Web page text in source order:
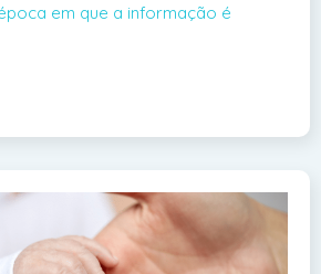
em que a informação é